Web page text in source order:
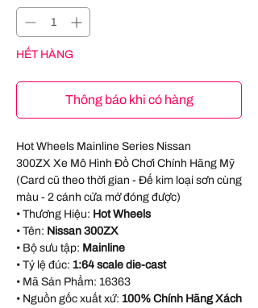
HẾT HÀNG
Thông báo khi có hàng
Hot Wheels Mainline Series Nissan
300ZX Xe Mô Hình Đồ Chơi Chính Hãng Mỹ
(Card cũ theo thời gian - Đế kim loại sơn cùng
màu - 2 cánh cửa mở đóng được)
• Thương Hiệu: Hot Wheels
• Tên: Nissan 300ZX
• Bộ sưu tập: Mainline
• Tỷ lệ đúc: 1:64 scale die-cast
• Mã Sản Phẩm: 16363
• Nguồn gốc xuất xứ: 100% Chính Hãng Xách